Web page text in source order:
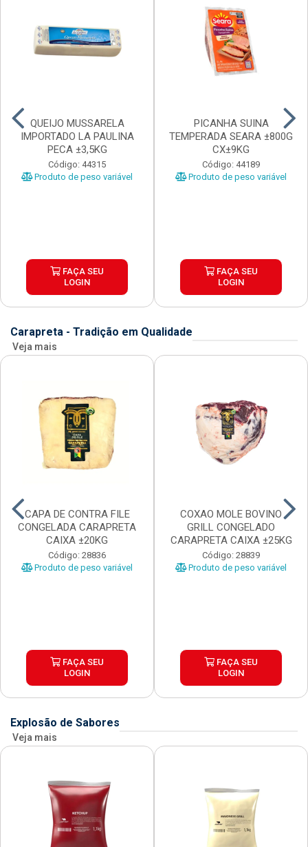
QUEIJO MUSSARELA
IMPORTADO LA PAULINA
PECA ±3,5KG
Código: 44315
Produto de peso variável
FAÇA SEU
LOGIN
PICANHA SUINA
TEMPERADA SEARA ±800G
CX±9KG
Código: 44189
Produto de peso variável
FAÇA SEU
LOGIN
Carapreta - Tradição em Qualidade
Veja mais
CAPA DE CONTRA FILE
CONGELADA CARAPRETA
CAIXA ±20KG
Código: 28836
Produto de peso variável
FAÇA SEU
LOGIN
COXAO MOLE BOVINO
GRILL CONGELADO
CARAPRETA CAIXA ±25KG
Código: 28839
Produto de peso variável
FAÇA SEU
LOGIN
Explosão de Sabores
Veja mais